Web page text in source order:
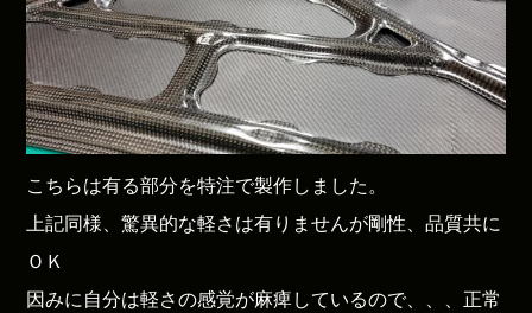
こちらは有る部分を特注で製作しました。
上記同様、驚異的な軽さは有りませんが剛性、品質共に
ＯＫ
因みに自分は軽さの感覚が麻痺しているので、、、正常